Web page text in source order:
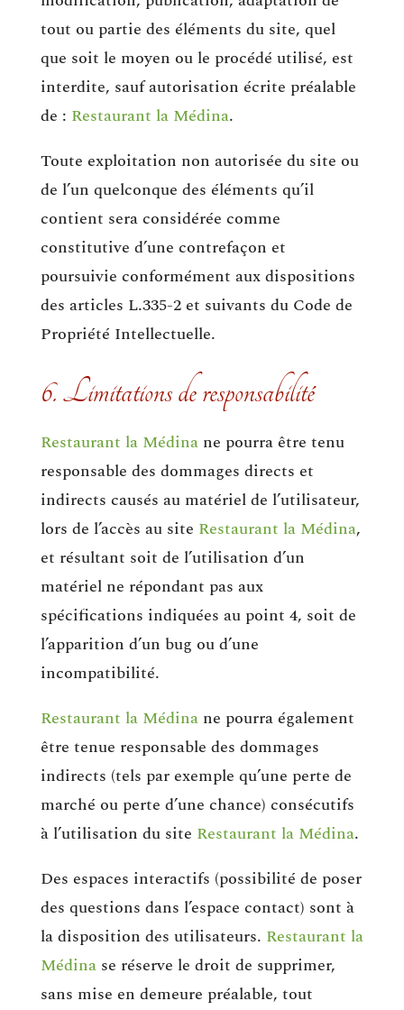
tout ou partie des éléments du site, quel
que soit le moyen ou le procédé utilisé, est
interdite, sauf autorisation écrite préalable
de : Restaurant la Médina.
Toute exploitation non autorisée du site ou
de l’un quelconque des éléments qu’il
contient sera considérée comme
constitutive d’une contrefaçon et
poursuivie conformément aux dispositions
des articles L.335-2 et suivants du Code de
Propriété Intellectuelle.
6. Limitations de responsabilité
Restaurant la Médinane pourra être tenu
responsable des dommages directs et
indirects causés au matériel de l’utilisateur,
lors de l’accès au site Restaurant la Médina,
et résultant soit de l’utilisation d’un
matériel ne répondant pas aux
spécifications indiquées au point 4, soit de
l’apparition d’un bug ou d’une
incompatibilité.
Restaurant la Médinane pourra également
être tenue responsable des dommages
indirects (tels par exemple qu’une perte de
marché ou perte d’une chance) consécutifs
à l’utilisation du site Restaurant la Médina.
Des espaces interactifs (possibilité de poser
des questions dans l’espace contact) sont à
la disposition des utilisateurs. Restaurant la
Médinase réserve le droit de supprimer,
sans mise en demeure préalable, tout